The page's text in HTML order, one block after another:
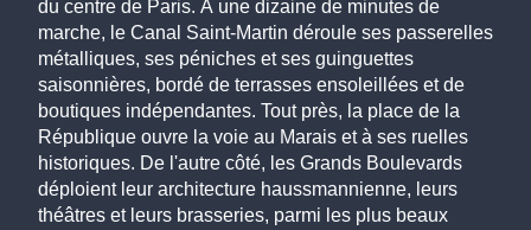
du centre de Paris. À une dizaine de minutes de
marche, le Canal Saint-Martin déroule ses passerelles
métalliques, ses péniches et ses guinguettes
saisonnières, bordé de terrasses ensoleillées et de
boutiques indépendantes. Tout près, la place de la
République ouvre la voie au Marais et à ses ruelles
historiques. De l'autre côté, les Grands Boulevards
déploient leur architecture haussmannienne, leurs
théâtres et leurs brasseries, parmi les plus beaux